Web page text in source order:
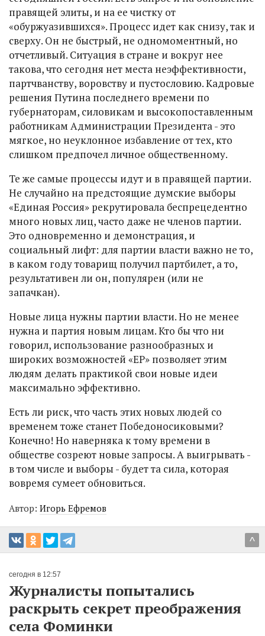
правящей элиты, и на ее чистку от
«обуржуазившихся». Процесс идет как снизу, так и
сверху. Он не быстрый, не одномоментный, но
отчетливый. Ситуация в стране и вокруг нее
такова, что сегодня нет места неэффективности,
партчванству, воровству и пустословию. Кадровые
решения Путина последнего времени по
губернаторам, силовикам и высокопоставленным
работникам Администрации Президента - это
мягкое, но неуклонное избавление от тех, кто
слишком предпочел личное общественному.
Те же самые процессы идут и в правящей партии.
Не случайно на предстоящие думские выборы
«Единая Россия» рекрутировала беспрецедентно
много новых лиц, часто даже не членов партии.
Это одновременно и демонстрация, и
социальный лифт: для партии власти важно не то,
в каком году товарищ получил партбилет, а то,
результативен ли он, популярен (или не
запачкан).
Новые лица нужны партии власти. Но не менее
нужна и партия новым лицам. Кто бы что ни
говорил, использование разнообразных и
широких возможностей «ЕР» позволяет этим
людям делать практикой свои новые идеи
максимально эффективно.
Есть ли риск, что часть этих новых людей со
временем тоже станет Победоносиковыми?
Конечно! Но наверняка к тому времени в
обществе созреют новые запросы. А выигрывать -
в том числе и выборы - будет та сила, которая
вовремя сумеет обновиться.
Автор: Игорь Ефремов
^
сегодня в 12:57
Журналисты попытались
раскрыть секрет преображения
села Фоминки